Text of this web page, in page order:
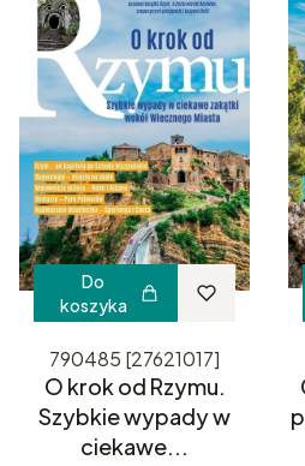
Do
koszyka
790485 [27621017]
O krok od Rzymu.
Szybkie wypady w
ciekawe...